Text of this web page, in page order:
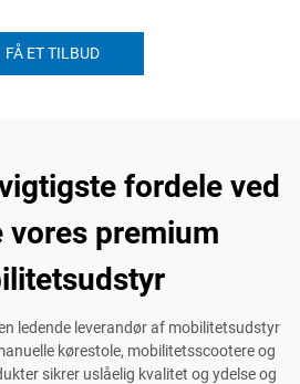
FÅ ET TILBUD
fordele ved
premium
ledende leverandør af mobilitetsudstyr
kørestole, mobilitetsscootere og
sikrer uslåelig kvalitet og ydelse og